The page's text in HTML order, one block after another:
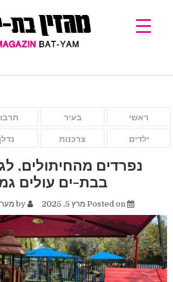
ראשי בעיר
ילדים צרכנות נדלן
נפרדים מהחיתולים,
בבת-ים עולים
מרץ 5, 2025